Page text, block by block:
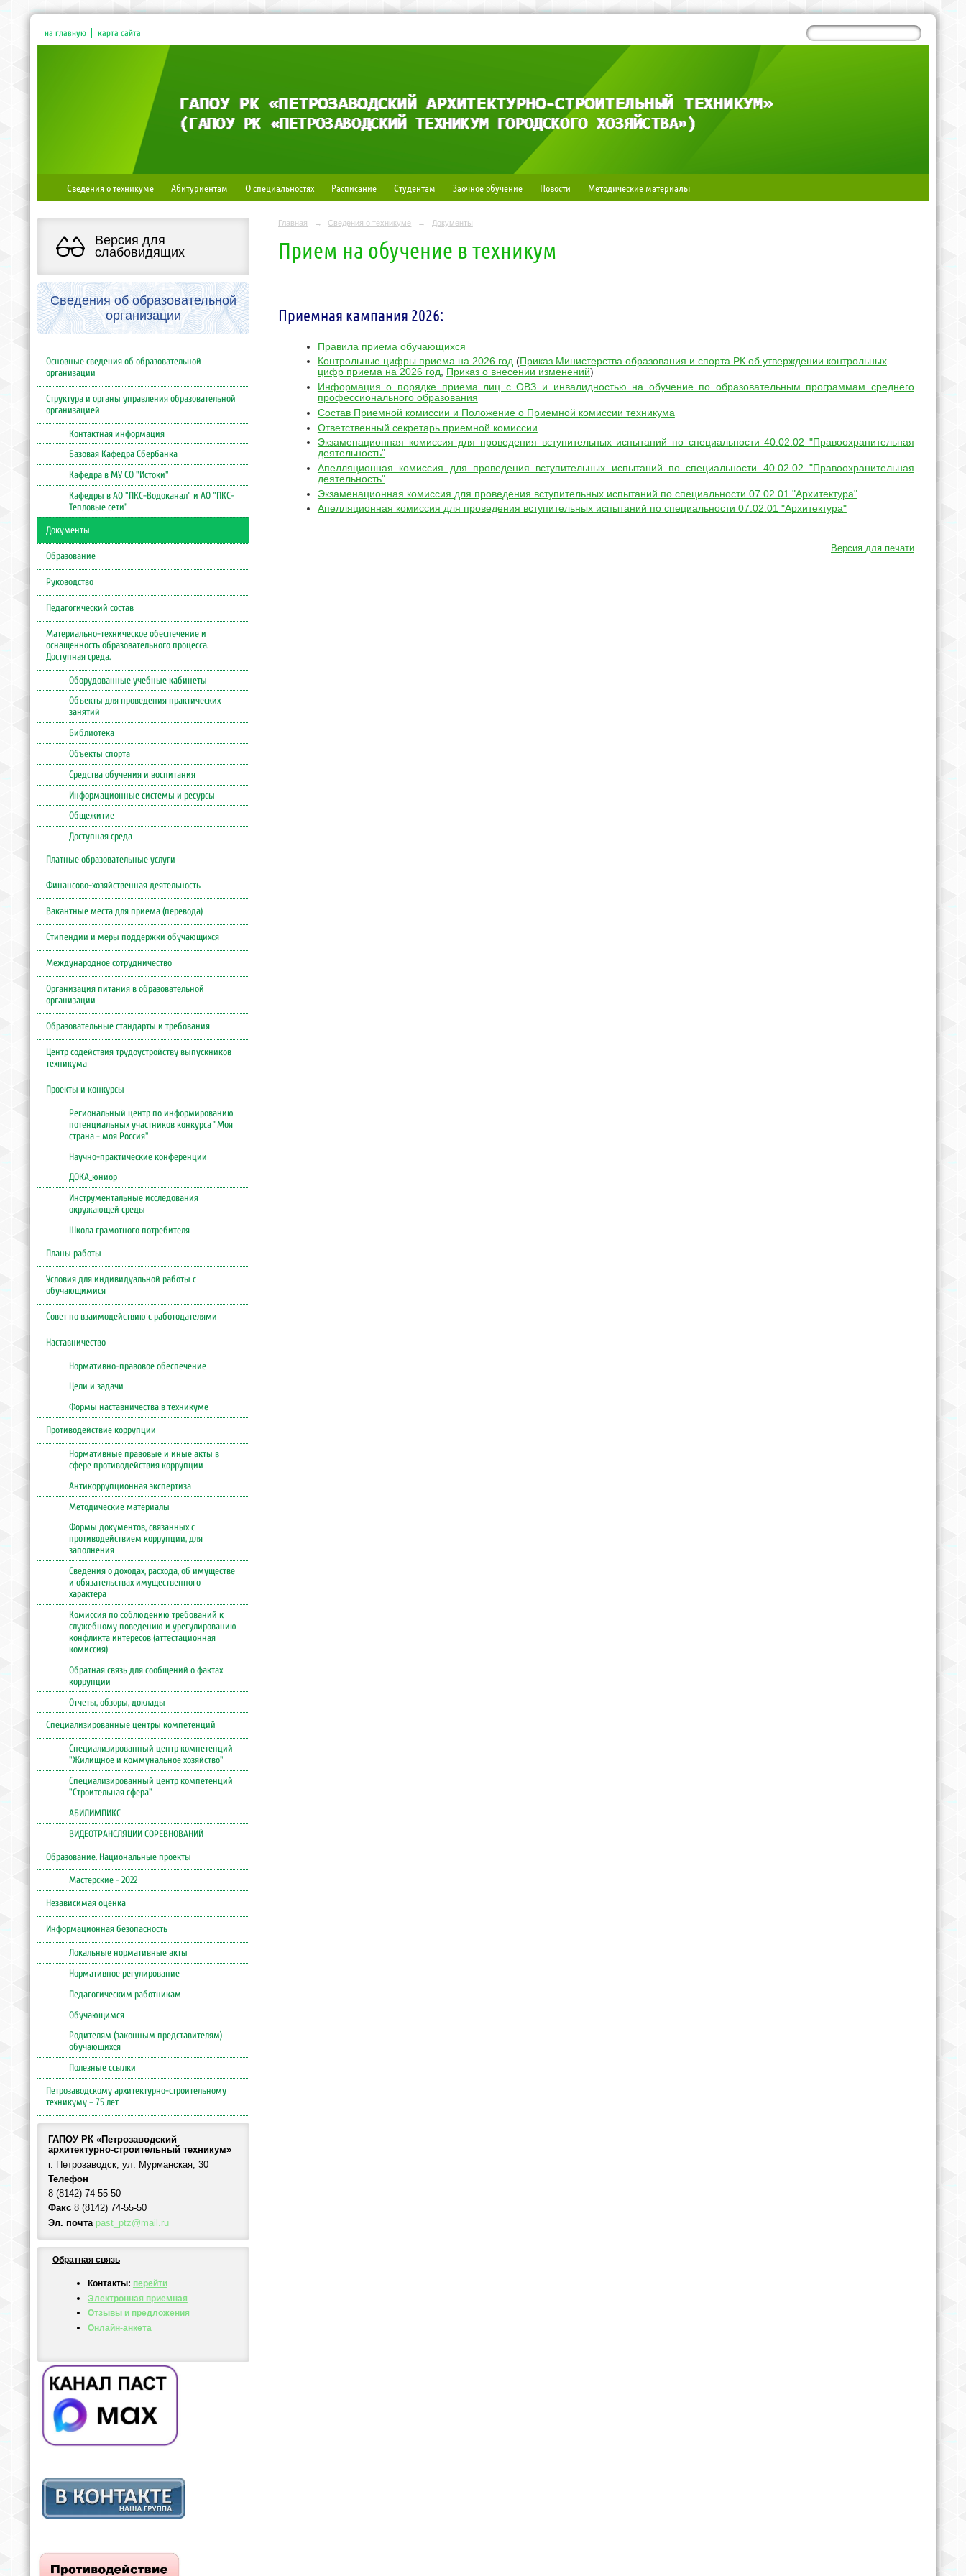
на главную карта сайта
Сведения о техникуме Абитуриентам О специальностях Расписание Студентам Заочное обучение Новости Методические материалы
Версия для
слабовидящих
Сведения об образовательной
организации
Основные сведения об образовательной
организации
Структура и органы управления образовательной
организацией
Контактная информация
Базовая Кафедра Сбербанка
Кафедра в МУ СО "Истоки"
Кафедры в АО "ПКС-Водоканал" и АО "ПКС-
Тепловые сети"
Документы
Образование
Руководство
Педагогический состав
Материально-техническое обеспечение и
оснащенность образовательного процесса.
Доступная среда.
Оборудованные учебные кабинеты
Объекты для проведения практических
занятий
Библиотека
Объекты спорта
Средства обучения и воспитания
Информационные системы и ресурсы
Общежитие
Доступная среда
Платные образовательные услуги
Финансово-хозяйственная деятельность
Вакантные места для приема (перевода)
Стипендии и меры поддержки обучающихся
Международное сотрудничество
Организация питания в образовательной
организации
Образовательные стандарты и требования
Центр содействия трудоустройству выпускников
техникума
Проекты и конкурсы
Региональный центр по информированию
потенциальных участников конкурса "Моя
страна - моя Россия"
Научно-практические конференции
ДОКА_юниор
Инструментальные исследования
окружающей среды
Школа грамотного потребителя
Планы работы
Условия для индивидуальной работы с
обучающимися
Совет по взаимодействию с работодателями
Наставничество
Нормативно-правовое обеспечение
Цели и задачи
Формы наставничества в техникуме
Противодействие коррупции
Нормативные правовые и иные акты в
сфере противодействия коррупции
Антикоррупционная экспертиза
Методические материалы
Формы документов, связанных с
противодействием коррупции, для
заполнения
Сведения о доходах, расхода, об имуществе
и обязательствах имущественного
характера
Комиссия по соблюдению требований к
служебному поведению и урегулированию
конфликта интересов (аттестационная
комиссия)
Обратная связь для сообщений о фактах
коррупции
Отчеты, обзоры, доклады
Специализированные центры компетенций
Специализированный центр компетенций
"Жилищное и коммунальное хозяйство"
Специализированный центр компетенций
"Строительная сфера"
АБИЛИМПИКС
ВИДЕОТРАНСЛЯЦИИ СОРЕВНОВАНИЙ
Образование. Национальные проекты
Мастерские - 2022
Независимая оценка
Информационная безопасность
Локальные нормативные акты
Нормативное регулирование
Педагогическим работникам
Обучающимся
Родителям (законным представителям)
обучающихся
Полезные ссылки
Петрозаводскому архитектурно-строительному
техникуму – 75 лет
ГАПОУ РК «Петрозаводский
архитектурно-строительный техникум»
г. Петрозаводск, ул. Мурманская, 30
Телефон
8 (8142) 74-55-50
Факс 8 (8142) 74-55-50
Эл. почта past_ptz@mail.ru
Обратная связь
Контакты: перейти
Электронная приемная
Отзывы и предложения
Онлайн-анкета
Главная → Сведения о техникуме → Документы
Прием на обучение в техникум
Приемная кампания 2026:
Правила приема обучающихся
Контрольные цифры приема на 2026 год(Приказ Министерства образования и спорта РК об утверждении контрольных
цифр приема на 2026 год, Приказ о внесении изменений)
Информация о порядке приема лиц с ОВЗ и инвалидностью на обучение по образовательным программам среднего
профессионального образования
Состав Приемной комиссии и Положение о Приемной комиссии техникума
Ответственный секретарь приемной комиссии
Экзаменационная комиссия для проведения вступительных испытаний по специальности 40.02.02 "Правоохранительная
деятельность"
Апелляционная комиссия для проведения вступительных испытаний по специальности 40.02.02 "Правоохранительная
деятельность"
Экзаменационная комиссия для проведения вступительных испытаний по специальности 07.02.01 "Архитектура"
Апелляционная комиссия для проведения вступительных испытаний по специальности 07.02.01 "Архитектура"
Версия для печати